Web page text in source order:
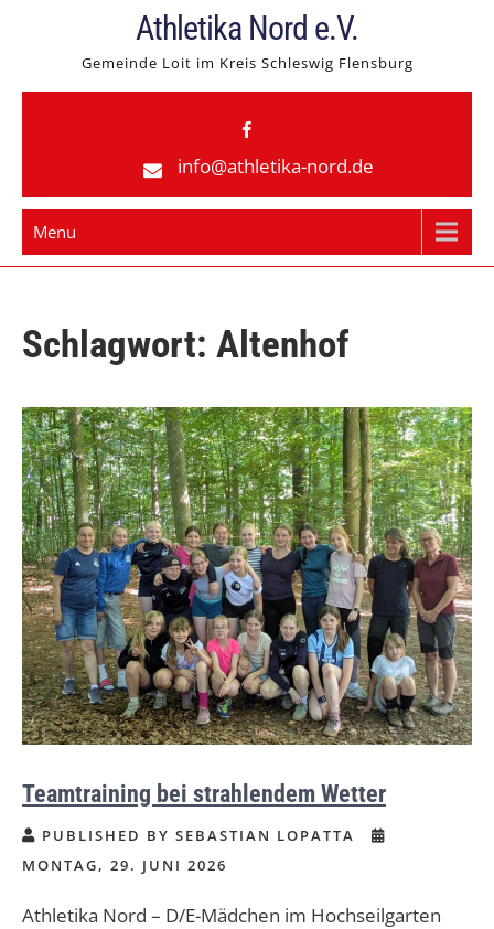
Athletika Nord e.V.
Gemeinde Loit im Kreis Schleswig Flensburg
info@athletika-nord.de
Menu
Schlagwort: Altenhof
Teamtraining bei strahlendem Wetter
PUBLISHED BY SEBASTIAN LOPATTA
MONTAG, 29. JUNI 2026
Athletika Nord – D/E-Mädchen im Hochseilgarten